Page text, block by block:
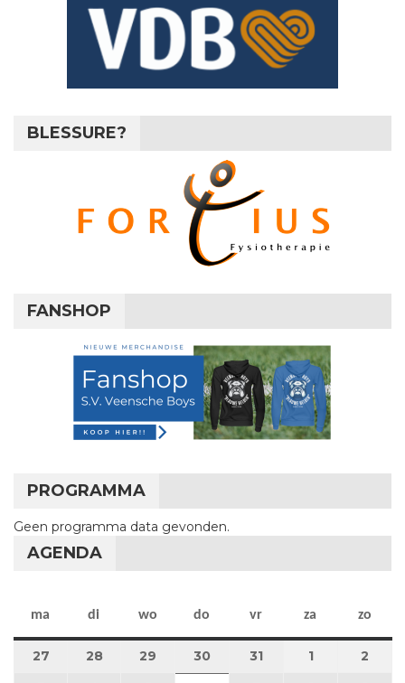
BLESSURE?
FANSHOP
PROGRAMMA
Geen programma data gevonden.
AGENDA
ma maandag
di dinsdag
wo woensdag
do donderdag
vr vrijdag
za zaterdag
zo
27 27 juli 2026
28 28 juli 2026
29 29 juli 2026
30 30 juli 2026
31 31 juli 2026
11 augustus
2